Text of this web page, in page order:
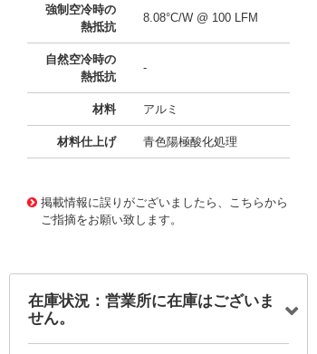
強制空冷時の
熱抵抗
8.08°C/W @ 100 LFM
自然空冷時の
熱抵抗
-
材料 アルミ
材料仕上げ 青色陽極酸化処理
掲載情報に誤りがございましたら、こちらから
ご指摘をお願い致します。
在庫状況：営業所に在庫はございま
せん。